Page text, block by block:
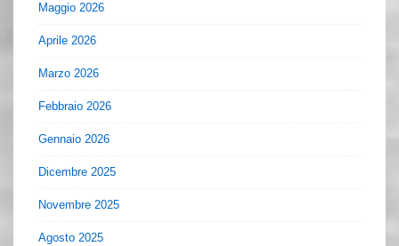
Maggio 2026
Aprile 2026
Marzo 2026
Febbraio 2026
Gennaio 2026
Dicembre 2025
Novembre 2025
Agosto 2025